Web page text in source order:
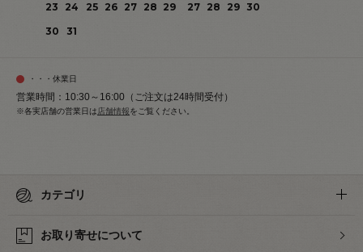
23
24 25 26 27 28 29
30
31
27 28 29 30
・・・休業日
営業時間：10:30～16:00（ご注文は24時間受付）
※各実店舗の営業日は 店舗情報をご覧ください。
カテゴリ
お取り寄せについて